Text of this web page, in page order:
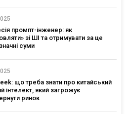
промпт-інженер: як
зі ШІ та отримувати за це
суми
що треба знати про китайський
інтелект, який загрожує
ринок